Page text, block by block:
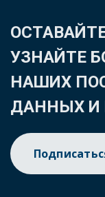
УЗНАЙТЕ
НАШИХ
ДАННЫХ И